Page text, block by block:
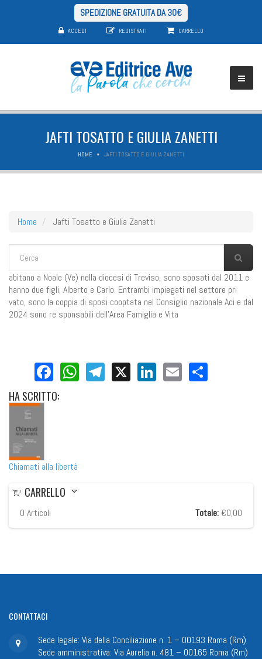
SPEDIZIONE GRATUITA DA 30€
ACCEDI REGISTRATI CARRELLO
JAFTI TOSATTO E GIULIA ZANETTI
HOME JAFTI TOSATTO E GIULIA ZANETTI
Home Jafti Tosatto e Giulia Zanetti
FORM DI RICERCA
abitano a Noale (Ve) nella diocesi di Treviso, sono sposati dal 2011 e
hanno due figli, Alberto e Carlo. Entrambi impiegati nel settore pri
vato, sono la coppia di sposi cooptata nel Consiglio nazionale Aci e dal
2024 sono re sponsabili dell’Area Famiglia e Vita
Facebook
WhatsApp
Telegram
X LinkedIn
Email
HASCRITTO:
Chiamati alla libertà
CARRELLO
0 Articoli Totale: €0,00
CONTATTACI
Sede legale: Via della Conciliazione n. 1 – 00193 Roma (Rm)
Sede amministrativa: Via Aurelia n. 481 – 00165 Roma (Rm)